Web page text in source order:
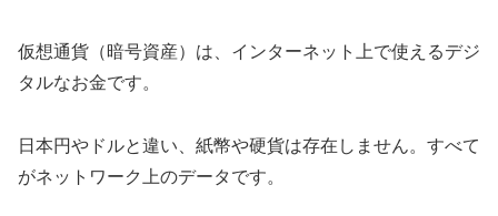
仮想通貨（暗号資産）は、インターネット上で使えるデジ
タルなお金です。
日本円やドルと違い、紙幣や硬貨は存在しません。すべて
がネットワーク上のデータです。